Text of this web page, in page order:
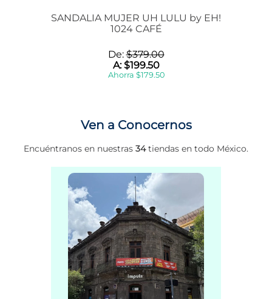
SANDALIA MUJER UH LULU by EH!
1024 CAFÉ
De:$379.00
A:$199.50
Ahorra $179.50
Ven a Conocernos
Encuéntranos en nuestras 34tiendas en todo México.